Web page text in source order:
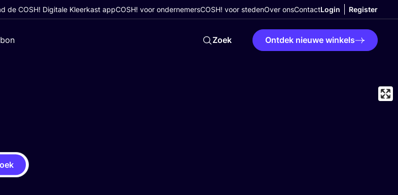
de COSH! Digitale Kleerkast appCOSH! voor ondernemersCOSH! voor stedenOver onsContactLogin Register
Zoek Ontdek nieuwe winkels